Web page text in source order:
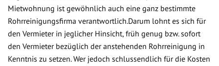
Mietwohnung ist gewöhnlich auch eine ganz bestimmte
Rohrreinigungsfirma verantwortlich.Darum lohnt es sich für
den Vermieter in jeglicher Hinsicht, früh genug bzw. sofort
den Vermieter bezüglich der anstehenden Rohrreinigung in
Kenntnis zu setzen. Wer jedoch schlussendlich für die Kosten